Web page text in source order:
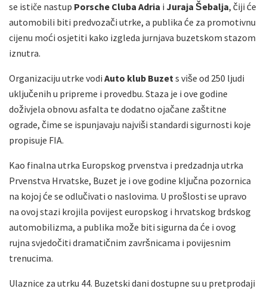
se ističe nastup Porsche Cluba Adria i Juraja Šebalja, čiji će
automobili biti predvozači utrke, a publika će za promotivnu
cijenu moći osjetiti kako izgleda jurnjava buzetskom stazom
iznutra.
Organizaciju utrke vodi Auto klub Buzets više od 250 ljudi
uključenih u pripreme i provedbu. Staza je i ove godine
doživjela obnovu asfalta te dodatno ojačane zaštitne
ograde, čime se ispunjavaju najviši standardi sigurnosti koje
propisuje FIA.
Kao finalna utrka Europskog prvenstva i predzadnja utrka
Prvenstva Hrvatske, Buzet je i ove godine ključna pozornica
na kojoj će se odlučivati o naslovima. U prošlosti se upravo
na ovoj stazi krojila povijest europskog i hrvatskog brdskog
automobilizma, a publika može biti sigurna da će i ovog
rujna svjedočiti dramatičnim završnicama i povijesnim
trenucima.
Ulaznice za utrku 44. Buzetski dani dostupne su u pretprodaji